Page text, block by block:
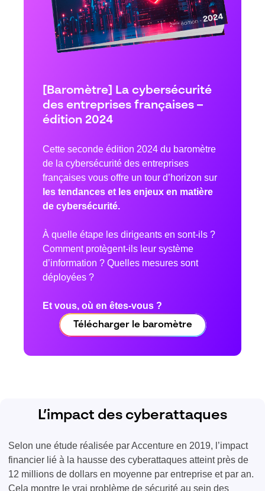
[Baromètre] La cybersécurité
des entreprises françaises –
édition 2024
Cette seconde édition 2024 du baromètre
de la cybersécurité des entreprises
françaises vous offre un tour d’horizon sur
les tendances et les enjeux en matière
de cybersécurité.
À quelle étape les dirigeants en sont-ils ?
Comment protègent-ils leur système
d’information ? Quelles mesures sont
déployées ?
Et vous, où en êtes-vous ?
Télécharger le baromètre
L’impact des cyberattaques
Selon une étude réalisée par Accenture en 2019, l’impact
financier lié à la hausse des cyberattaques atteint près de
12 millions de dollars en moyenne par entreprise et par an.
Cela montre le vrai problème de sécurité au sein des